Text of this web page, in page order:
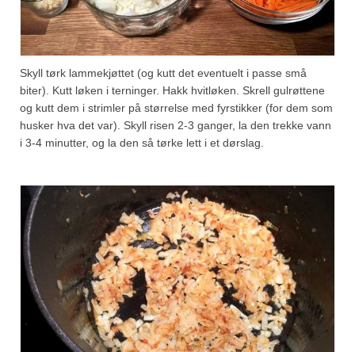
Skyll tørk lammekjøttet (og kutt det eventuelt i passe små
biter). Kutt løken i terninger. Hakk hvitløken. Skrell gulrøttene
og kutt dem i strimler på størrelse med fyrstikker (for dem som
husker hva det var). Skyll risen 2-3 ganger, la den trekke vann
i 3-4 minutter, og la den så tørke lett i et dørslag.